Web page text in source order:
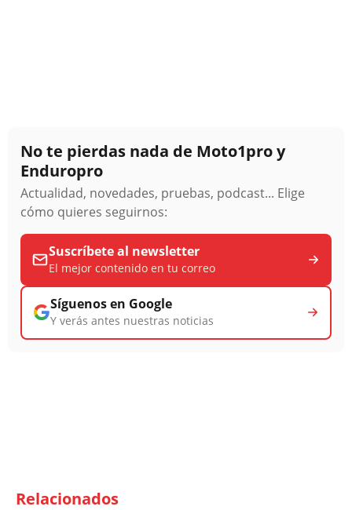
No te pierdas nada de Moto1pro y
Enduropro
Actualidad, novedades, pruebas, podcast... Elige
cómo quieres seguirnos:
Suscríbete al newsletter
El mejor contenido en tu correo
Síguenos en Google
Y verás antes nuestras noticias
Relacionados